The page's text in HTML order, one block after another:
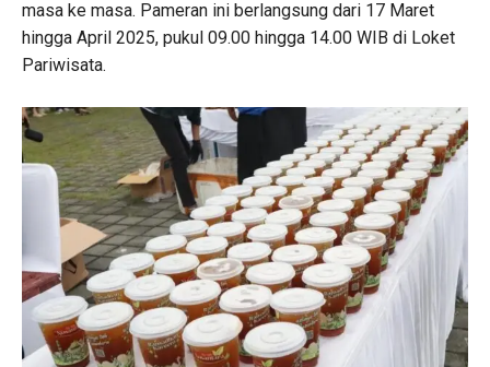
masa ke masa. Pameran ini berlangsung dari 17 Maret
hingga April 2025, pukul 09.00 hingga 14.00 WIB di Loket
Pariwisata.